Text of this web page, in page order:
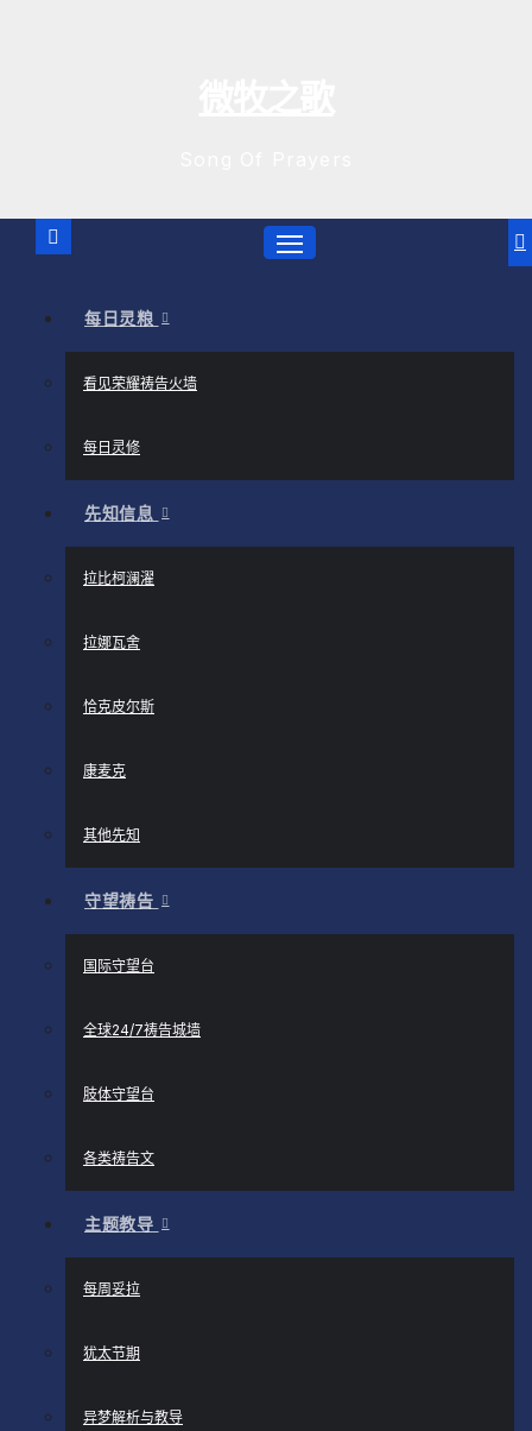
每日灵粮
看见荣耀祷告火墙
每日灵修
先知信息
拉比柯澜濯
拉娜瓦舍
恰克皮尔斯
康麦克
其他先知
守望祷告
国际守望台
全球24/7祷告城墙
肢体守望台
各类祷告文
主题教导
每周妥拉
犹太节期
异梦解析与教导